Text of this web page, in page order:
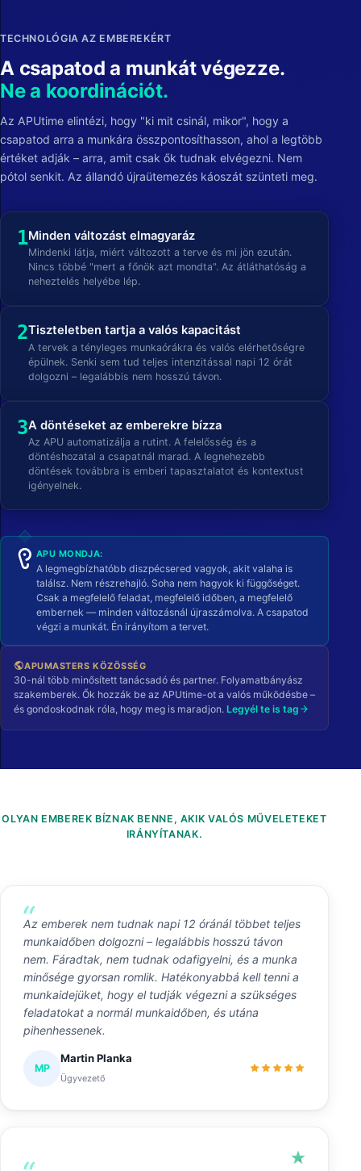
TECHNOLÓGIA AZ EMBEREKÉRT
A csapatod a munkát végezze.
Ne a koordinációt.
Az APUtime elintézi, hogy "ki mit csinál, mikor", hogy a
csapatod arra a munkára összpontosíthasson, ahol a legtöbb
értéket adják – arra, amit csak ők tudnak elvégezni. Nem
pótol senkit. Az állandó újraütemezés káoszát szünteti meg.
1Minden változást elmagyaráz
Mindenki látja, miért változott a terve és mi jön ezután.
Nincs többé "mert a főnök azt mondta". Az átláthatóság a
neheztelés helyébe lép.
2Tiszteletben tartja a valós kapacitást
A tervek a tényleges munkaórákra és valós elérhetőségre
épülnek. Senki sem tud teljes intenzitással napi 12 órát
dolgozni – legalábbis nem hosszú távon.
3A döntéseket az emberekre bízza
Az APU automatizálja a rutint. A felelősség és a
döntéshozatal a csapatnál marad. A legnehezebb
döntések továbbra is emberi tapasztalatot és kontextust
igényelnek.
APU MONDJA:
A legmegbízhatóbb diszpécsered vagyok, akit valaha is
találsz. Nem részrehajló. Soha nem hagyok ki függőséget.
Csak a megfelelő feladat, megfelelő időben, a megfelelő
embernek — minden változásnál újraszámolva. A csapatod
végzi a munkát. Én irányítom a tervet.
publicAPUMASTERS KÖZÖSSÉG
30-nál több minősített tanácsadó és partner. Folyamatbányász
szakemberek. Ők hozzák be az APUtime-ot a valós működésbe –
és gondoskodnak róla, hogy meg is maradjon. Legyél te is tag arrow_forward
OLYAN EMBEREK BÍZNAK BENNE, AKIK VALÓS MŰVELETEKET
IRÁNYÍTANAK.
Az emberek nem tudnak napi 12 óránál többet teljes
munkaidőben dolgozni – legalábbis hosszú távon
nem. Fáradtak, nem tudnak odafigyelni, és a munka
minősége gyorsan romlik. Hatékonyabbá kell tenni a
munkaidejüket, hogy el tudják végezni a szükséges
feladatokat a normál munkaidőben, és utána
pihenhessenek.
MP
Martin Planka
Ügyvezető